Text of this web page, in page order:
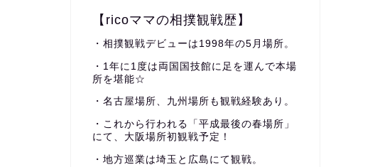
【ricoママの相撲観戦歴】
・相撲観戦デビューは1998年の5月場所。
・1年に1度は両国国技館に足を運んで本場
所を堪能☆
・名古屋場所、九州場所も観戦経験あり。
・これから行われる「平成最後の春場所」
にて、大阪場所初観戦予定！
・地方巡業は埼玉と広島にて観戦。